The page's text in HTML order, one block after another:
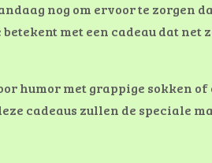
nog om ervoor te zorgen
met een cadeau dat net
humor met grappige sokken
cadeaus zullen de speciale